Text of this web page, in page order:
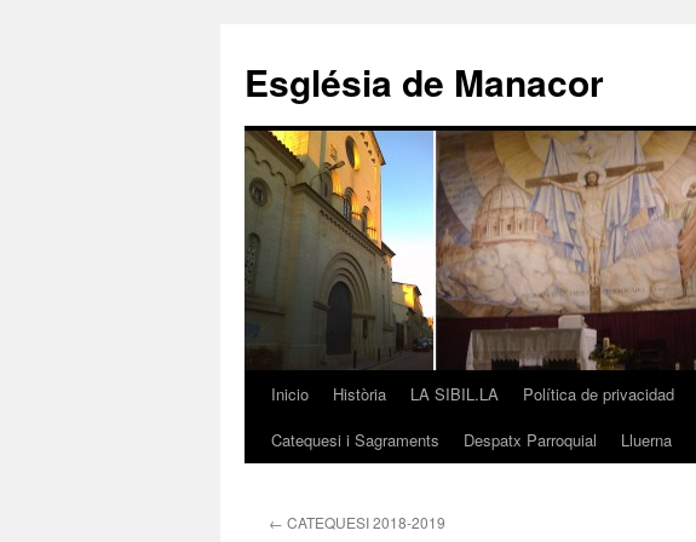
contenido
Església de Manacor
Inicio Història LA SIBIL.LA Política de privacidad
Catequesi i Sagraments
Despatx Parroquial Lluerna
← CATEQUESI 2018-2019